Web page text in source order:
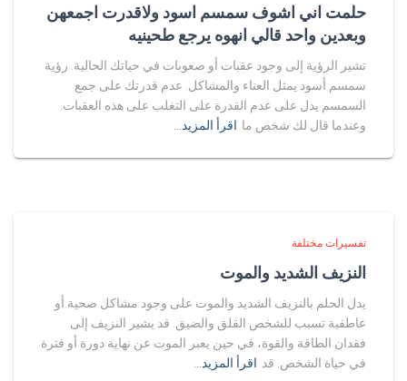
حلمت اني اشوف سمسم اسود ولاقدرت اجمعهن
وبعدين واحد قالي انهوه يرجع طحينيه
تشير الرؤية إلى وجود عقبات أو صعوبات في حياتك الحالية. رؤية
سمسم أسود يمثل العناء والمشاكل. عدم قدرتك على جمع
السمسم يدل على عدم القدرة على التغلب على هذه العقبات.
وعندما قال لك شخص ما اقرأ المزيد…
تفسيرات مختلفة
النزيف الشديد والموت
يدل الحلم بالنزيف الشديد والموت على وجود مشاكل صحية أو
عاطفية تسبب للشخص القلق والضيق. قد يشير النزيف إلى
فقدان الطاقة والقوة، في حين يعبر الموت عن نهاية دورة أو فترة
في حياة الشخص. قد اقرأ المزيد…